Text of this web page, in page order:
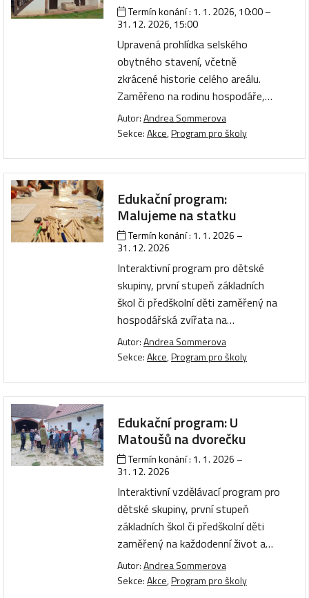
Termín konání : 1. 1. 2026, 10:00–
31. 12. 2026, 15:00
Upravená prohlídka selského
obytného stavení, včetně
zkrácené historie celého areálu.
Zaměřeno na rodinu hospodáře,…
Autor:Andrea Sommerova
Sekce:Akce,Program pro školy
Edukační program:
Malujeme na statku
Termín konání : 1. 1. 2026 –
31. 12. 2026
Interaktivní program pro dětské
skupiny, první stupeň základních
škol či předškolní děti zaměřený na
hospodářská zvířata na…
Autor:Andrea Sommerova
Sekce:Akce,Program pro školy
Edukační program: U
Matoušů na dvorečku
Termín konání : 1. 1. 2026 –
31. 12. 2026
Interaktivní vzdělávací program pro
dětské skupiny, první stupeň
základních škol či předškolní děti
zaměřený na každodenní život a…
Autor:Andrea Sommerova
Sekce:Akce,Program pro školy